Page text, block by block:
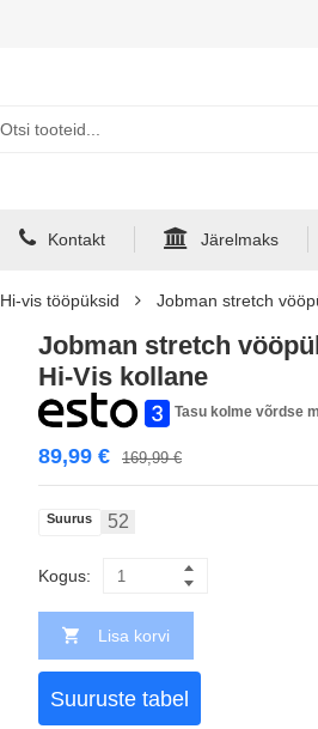
Kontakt Järelmaks
Hi-vis tööpüksid Jobman stretch
Jobman stretch
Hi-Vis kollane
Tasu kolme võrdse
169,99€
89,99 €
Suurus 52
Kogus:
Lisa korvi
Suuruste tabel